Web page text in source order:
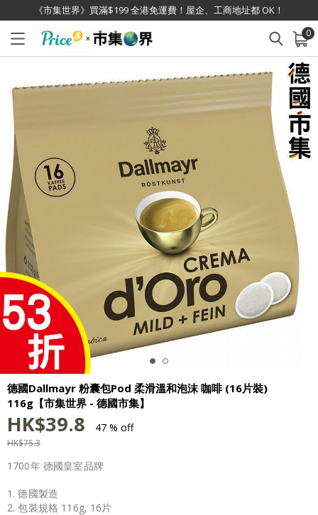
《市集世界》買滿$199 全港免運費！屋企、工商地址都 OK！
0
已加入購物車 查看
德國Dallmayr 粉囊包Pod 柔滑溫和泡沫 咖啡 (16片裝)
116g【市集世界 - 德國市集】
HK$39.8 47 % off
HK$75.3
1700年 德國皇室品牌
1. 德國製造
2. 包裝規格 116g, 16片